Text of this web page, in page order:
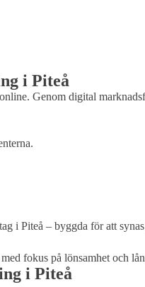
i Piteå
Genom digital
i Piteå – byggda för att
fokus på lönsamhet och
i Piteå